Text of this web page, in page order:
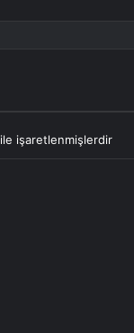
ile işaretlenmişlerdir